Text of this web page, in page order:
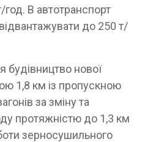
В автотранспорт
до 250 т/
будівництво нової
1,8 км із пропускною
за зміну та
протяжністю до 1,3 км
зерносушильного